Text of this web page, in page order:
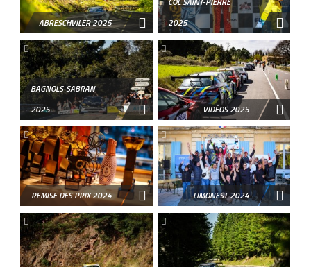
ABRESCHVILER 2025
2025
BAGNOLS-SABRAN
2025
VIDÉOS 2025
REMISE DES PRIX 2024 LIMONEST 2024